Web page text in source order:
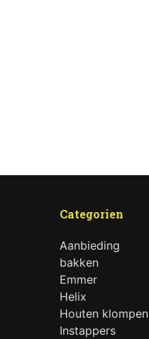
Categorien
Aanbieding
bakken
Emmer
Helix
Houten klompen
Instappers